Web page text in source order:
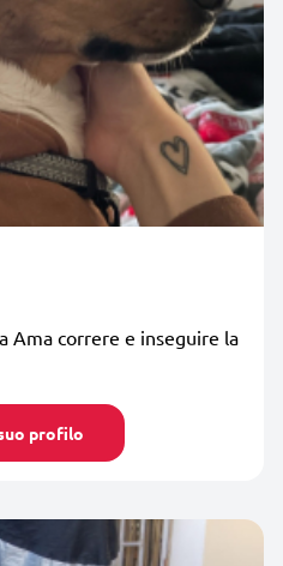
Ama correre e inseguire la
profilo